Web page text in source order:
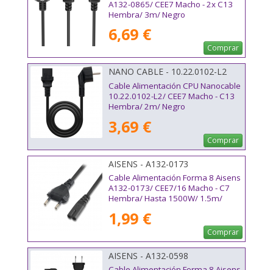
A132-0865/ CEE7 Macho - 2x C13
Hembra/ 3m/ Negro
6,69 €
Comprar
NANO CABLE - 10.22.0102-L2
Cable Alimentación CPU Nanocable
10.22.0102-L2/ CEE7 Macho - C13
Hembra/ 2m/ Negro
3,69 €
Comprar
AISENS - A132-0173
Cable Alimentación Forma 8 Aisens
A132-0173/ CEE7/16 Macho - C7
Hembra/ Hasta 1500W/ 1.5m/
1,99 €
Comprar
AISENS - A132-0598